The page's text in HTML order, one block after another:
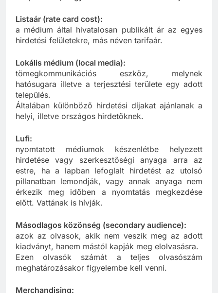
Listaár (rate card cost):
a médium által hivatalosan publikált ár az egyes
Lokális médium (local media):
tömegkommunikációs eszköz, melynek
hatósugara illetve a terjesztési területe egy adott
település.
Általában különböző hirdetési díjakat ajánlanak a
Lufi:
nyomtatott médiumok készenlétbe helyezett
hirdetése vagy szerkesztőségi anyaga arra az
estre, ha a lapban lefoglalt hirdetést az utolsó
pillanatban lemondják, vagy annak anyaga nem
érkezik meg időben a nyomtatás megkezdése
Másodlagos közönség (secondary audience):
azok az olvasok, akik nem veszik meg az adott
kiadványt, hanem mástól kapják meg elolvasásra.
Ezen olvasók számát a teljes olvasószám